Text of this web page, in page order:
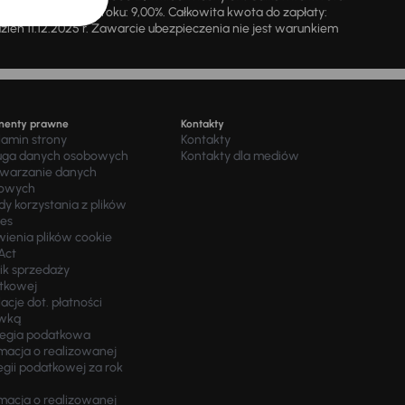
stałe w skali roku: 9,00%. Całkowita kwota do zapłaty:
11.12.2025 r. Zawarcie ubezpieczenia nie jest warunkiem
prawne
strony
danych osobowych
danych
korzystania z plików
plików cookie
sprzedaży
dot. płatności
podatkowa
o realizowanej
podatkowej za rok
o realizowanej
Kontakty
Kontakty
Kontakty dla mediów